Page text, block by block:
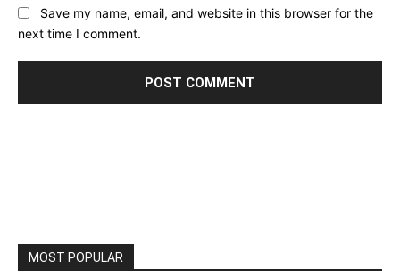
Save my name, email, and website in this browser for the
next time I comment.
MOST POPULAR